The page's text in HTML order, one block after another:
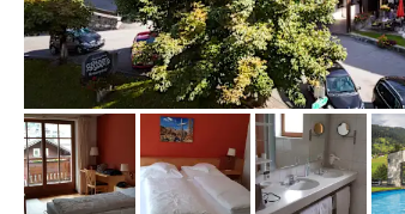
vom Hotelier, März 2023